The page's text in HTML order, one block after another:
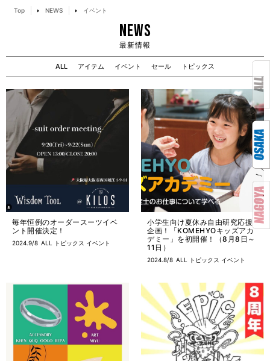
Top NEWS イベント
NEWS
最新情報
ALL アイテム イベント セール トピックス
毎年恒例のオーダースーツイベ
ント開催決定！
2024.9/8 ALL トピックス イベント
小学生向け夏休み自由研究応援
企画！「KOMEHYOキッズアカ
デミー」を初開催！（8月8日～
11日）
2024.8/8 ALL トピックス イベント